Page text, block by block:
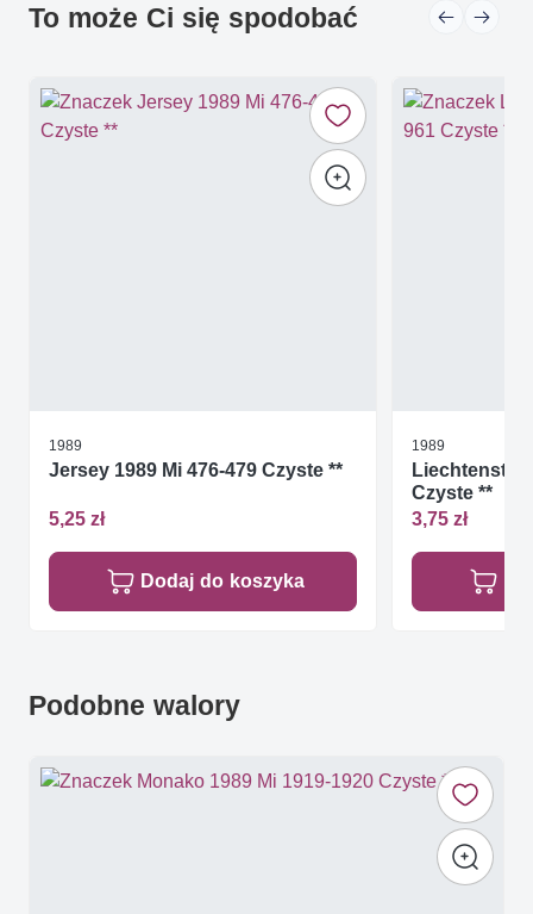
To może Ci się spodobać
1989
Jersey 1989 Mi 476-479 Czyste **
5,25 zł
Dodaj do koszyka
1989
Czyste **
3,75 zł
Podobne walory